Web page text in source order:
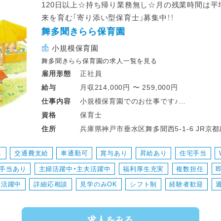
120日以上☆持ち帰り業務無し☆月の残業時間は
来を育む「寄り添い型保育士」募集中！！
舞多聞きらら保育園
小規模保育園
舞多聞きらら保育園の求人一覧を見る
雇用形態
正社員
給与
月収214,000円 〜 259,000円
仕事内容
小規模保育園でのお仕事です♪
・0～2歳児の担当
・食事、排泄、着替え、午睡の補助
・保護者対応
・連絡帳、各書類の記入
資格
保育士
住所
兵庫県神戸
交通費支給 車通勤可 賞与あり 昇給あり 住宅手当
当あり 主婦活躍中・主夫活躍中 福利厚生充実 複数担任
躍中 詳細応相談 見学のみOK シフト制 経験者歓迎